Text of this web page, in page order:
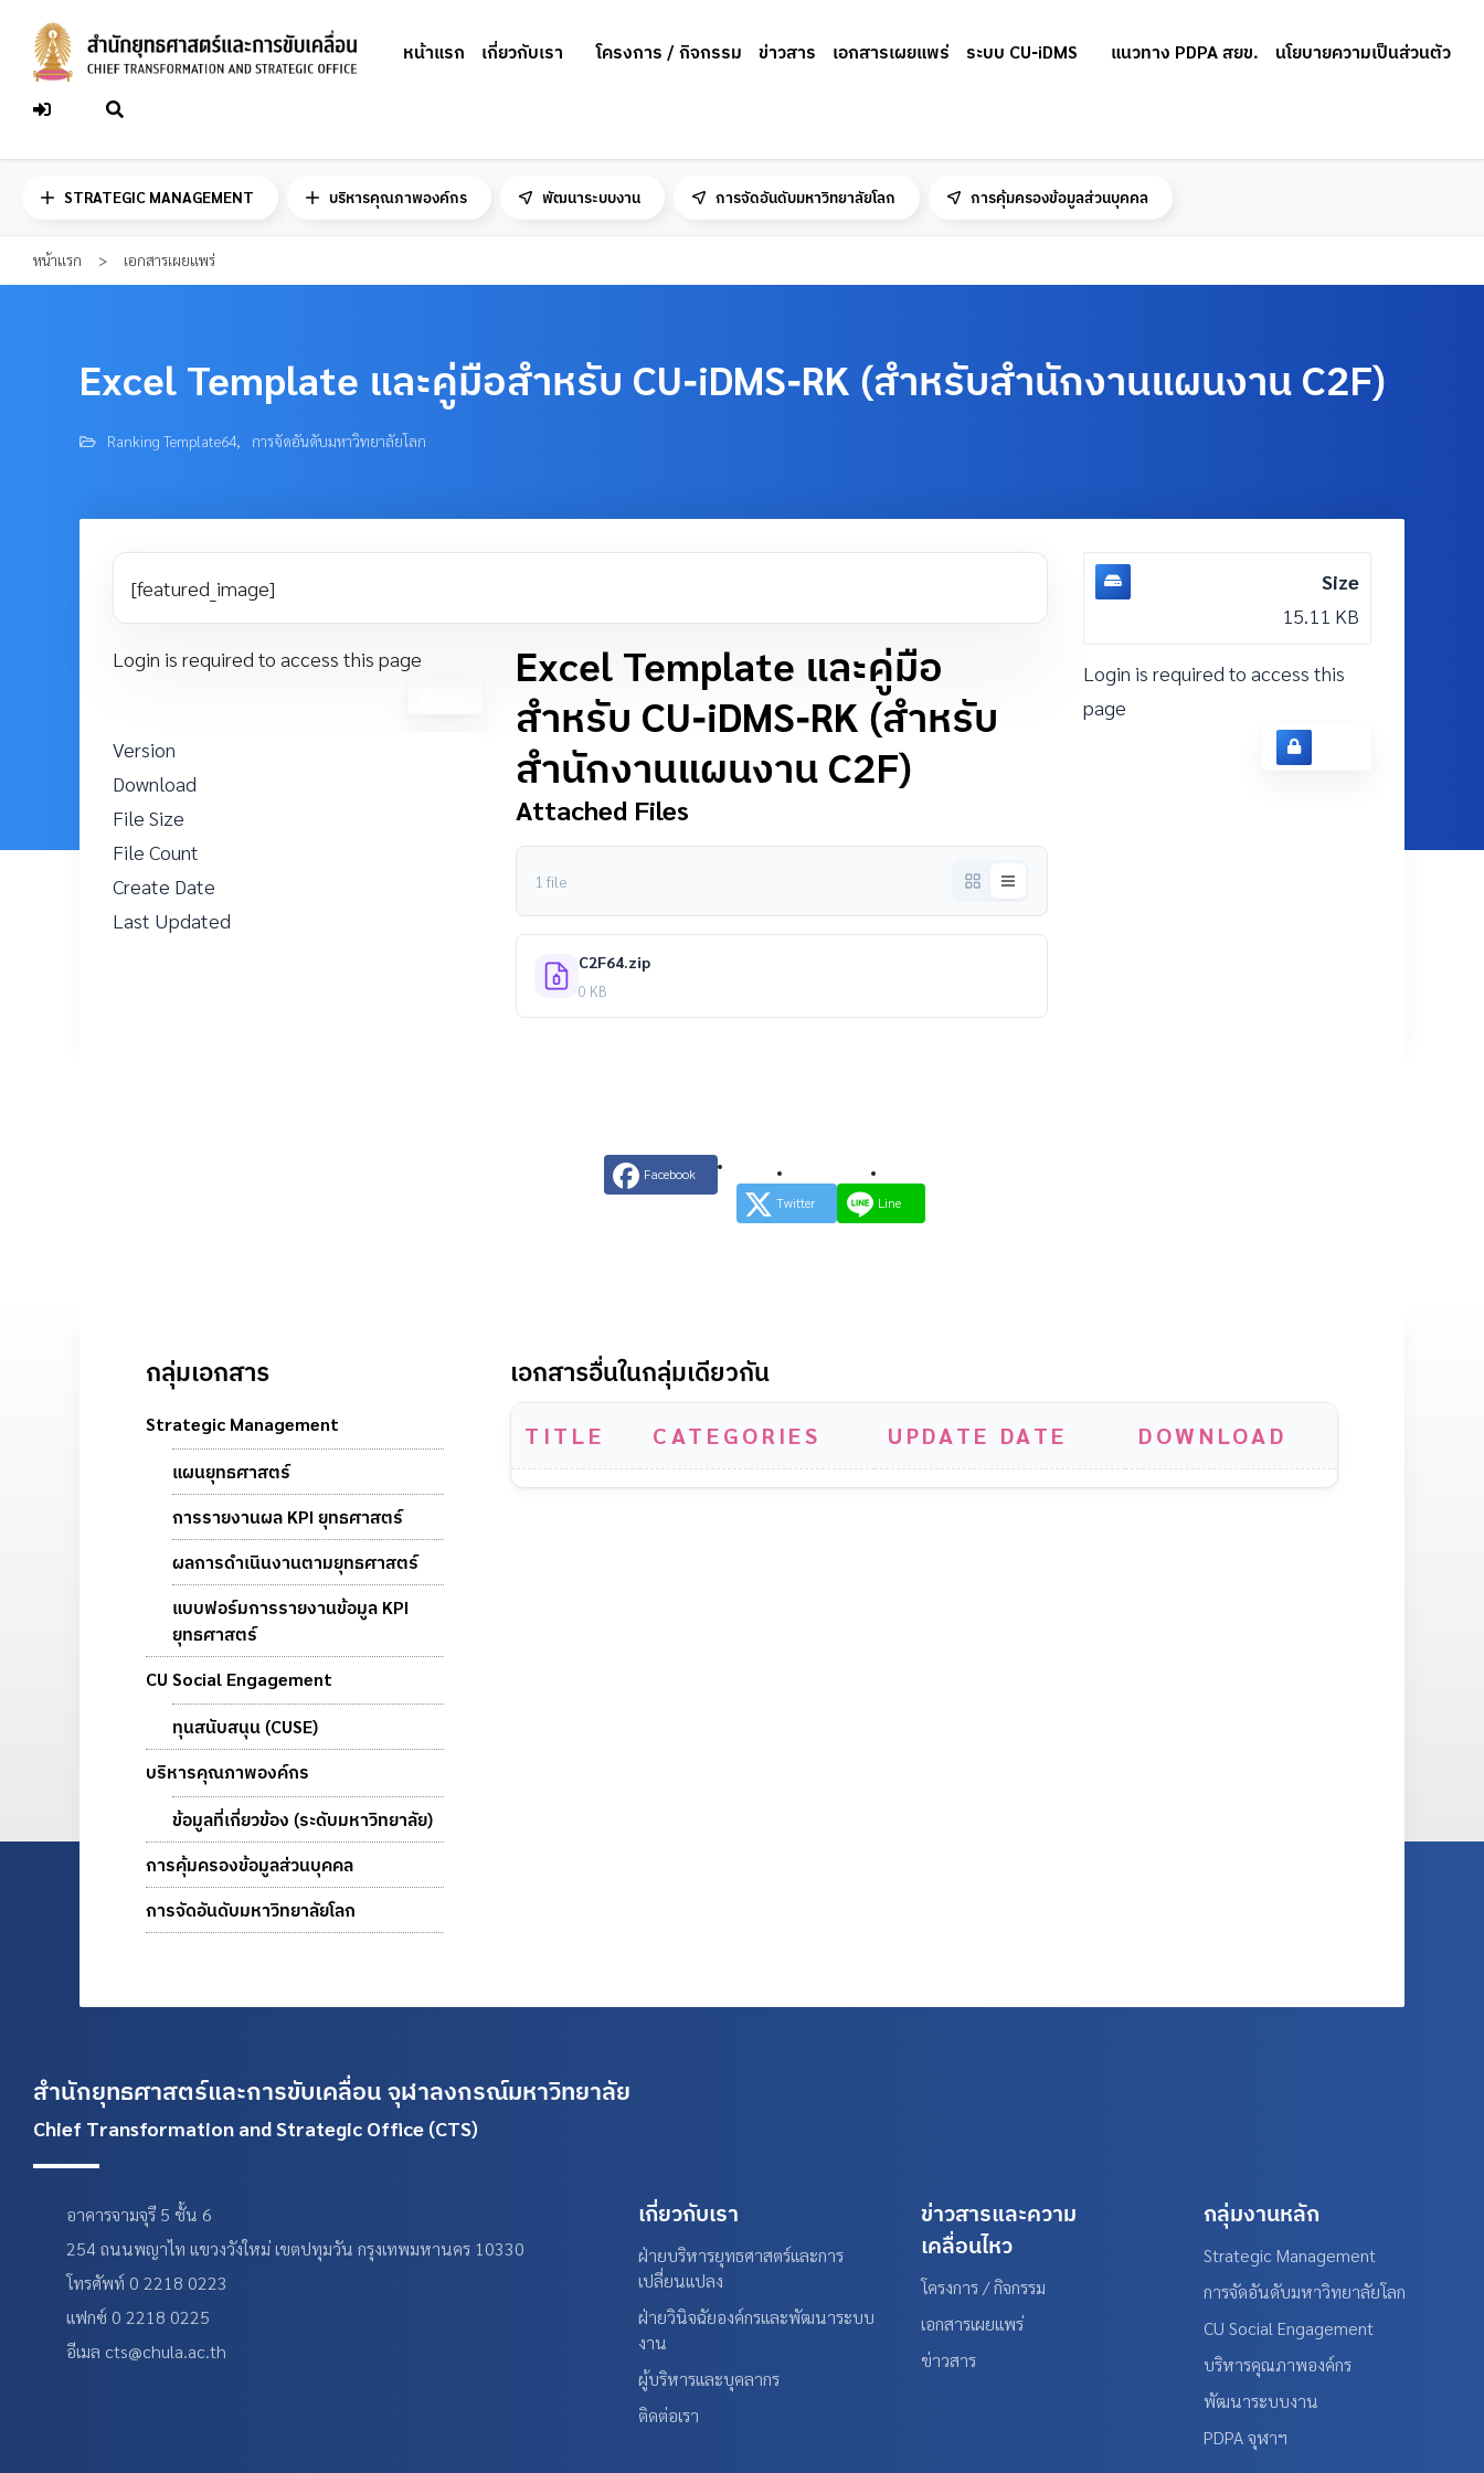
content
หน้าแรก เกี่ยวกับเรา โครงการ / กิจกรรม ข่าวสาร เอกสารเผยแพร่ ระบบ CU-iDMS แนวทาง PDPA สยข. นโยบายความเป็นส่วนตัว
STRATEGIC MANAGEMENT บริหารคุณภาพองค์กร พัฒนาระบบงาน การจัดอันดับมหาวิทยาลัยโลก การคุ้มครองข้อมูลส่วนบุคคล
หน้าแรก > เอกสารเผยแพร่
Excel Template และคู่มือสำหรับ CU-iDMS-RK (สำหรับสำนักงานแผนงาน C2F)
Ranking Template64, การจัดอันดับมหาวิทยาลัยโลก
[featured_image]
Login is required to access this page
Version
Download
File Size
File Count
Create Date
Last Updated
Excel Template และคู่มือ
สำหรับ CU-iDMS-RK (สำหรับ
สำนักงานแผนงาน C2F)
Attached Files
1 file
C2F64.zip
0 KB
Size
15.11 KB
Login is required to access this
page
Facebook
Twitter
Line
กลุ่มเอกสาร
Strategic Management
แผนยุทธศาสตร์
การรายงานผล KPI ยุทธศาสตร์
ผลการดำเนินงานตามยุทธศาสตร์
แบบฟอร์มการรายงานข้อมูล KPI
ยุทธศาสตร์
CU Social Engagement
ทุนสนับสนุน (CUSE)
บริหารคุณภาพองค์กร
ข้อมูลที่เกี่ยวข้อง (ระดับมหาวิทยาลัย)
การคุ้มครองข้อมูลส่วนบุคคล
การจัดอันดับมหาวิทยาลัยโลก
เอกสารอื่นในกลุ่มเดียวกัน
TITLE CATEGORIES UPDATE DATE DOWNLOAD
สำนักยุทธศาสตร์และการขับเคลื่อน จุฬาลงกรณ์มหาวิทยาลัย
Chief Transformation and Strategic Office (CTS)
อาคารจามจุรี 5 ชั้น 6
254 ถนนพญาไท แขวงวังใหม่ เขตปทุมวัน กรุงเทพมหานคร 10330
โทรศัพท์ 0 2218 0223
แฟกซ์ 0 2218 0225
อีเมล cts@chula.ac.th
เกี่ยวกับเรา
ฝ่ายบริหารยุทธศาสตร์และการ
เปลี่ยนแปลง
ฝ่ายวินิจฉัยองค์กรและพัฒนาระบบ
งาน
ผู้บริหารและบุคลากร
ติดต่อเรา
ข่าวสารและความ
เคลื่อนไหว
โครงการ / กิจกรรม
เอกสารเผยแพร่
ข่าวสาร
กลุ่มงานหลัก
Strategic Management
การจัดอันดับมหาวิทยาลัยโลก
CU Social Engagement
บริหารคุณภาพองค์กร
พัฒนาระบบงาน
PDPA จุฬาฯ